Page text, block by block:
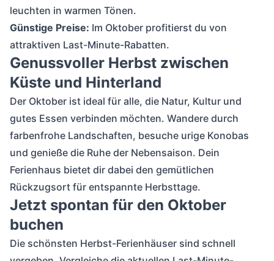
leuchten in warmen Tönen.
Günstige Preise: Im Oktober profitierst du von
attraktiven Last-Minute-Rabatten.
Genussvoller Herbst zwischen
Küste und Hinterland
Der Oktober ist ideal für alle, die Natur, Kultur und
gutes Essen verbinden möchten. Wandere durch
farbenfrohe Landschaften, besuche urige Konobas
und genieße die Ruhe der Nebensaison. Dein
Ferienhaus bietet dir dabei den gemütlichen
Rückzugsort für entspannte Herbsttage.
Jetzt spontan für den Oktober
buchen
Die schönsten Herbst-Ferienhäuser sind schnell